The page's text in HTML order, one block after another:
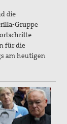
die
Gruppe
für die
am heutigen